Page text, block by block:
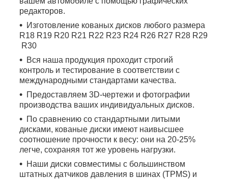
редакторов.
Изготовление кованых дисков любого размера
R18 R19 R20 R21 R22 R23 R24 R26 R27 R28 R29
R30
Вся наша продукция проходит строгий
контроль и тестирование в соответствии с
международными стандартами качества.
Предоставляем 3D-чертежи и фотографии
производства ваших индивидуальных дисков.
По сравнению со стандартными литыми
дисками, кованые диски имеют наивысшее
соотношение прочности к весу: они на 20-25%
легче, сохраняя тот же уровень нагрузки.
Наши диски совместимы с большинством
штатных датчиков давления в шинах (TPMS) и